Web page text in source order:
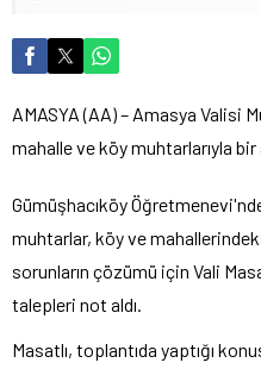
AMASYA (AA) – Amasya Valisi
mahalle ve köy muhtarlarıyla bir
Gümüşhacıköy
muhtarlar, köy ve
sorunların çözümü için Vali
talepleri not aldı.
Masatlı, toplantıda yaptığı